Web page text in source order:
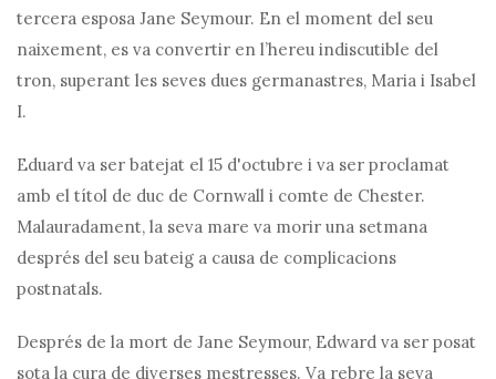
tercera esposa Jane Seymour. En el moment del seu
naixement, es va convertir en l’hereu indiscutible del
tron, superant les seves dues germanastres, Maria i Isabel
I.
Eduard va ser batejat el 15 d'octubre i va ser proclamat
amb el títol de duc de Cornwall i comte de Chester.
Malauradament, la seva mare va morir una setmana
després del seu bateig a causa de complicacions
postnatals.
Després de la mort de Jane Seymour, Edward va ser posat
sota la cura de diverses mestresses. Va rebre la seva